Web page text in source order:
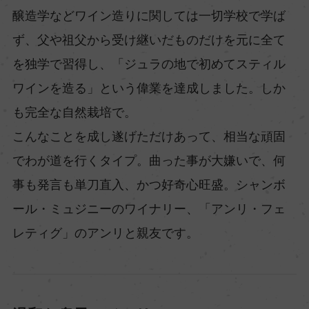
醸造学などワイン造りに関しては一切学校で学ば
ず、父や祖父から受け継いだものだけを元に全て
を独学で習得し、「ジュラの地で初めてスティル
ワインを造る」という偉業を達成しました。しか
も完全な自然栽培で。
こんなことを成し遂げただけあって、相当な頑固
でわが道を行くタイプ。曲った事が大嫌いで、何
事も発言も単刀直入、かつ好奇心旺盛。シャンボ
ール・ミュジニーのワイナリー、「アンリ・フェ
レティグ」のアンリと親友です。